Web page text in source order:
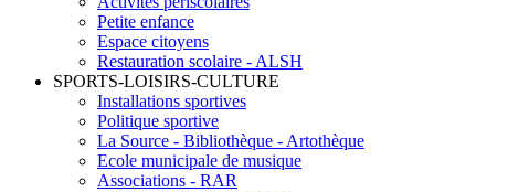
Petite enfance
Espace citoyens
Restauration scolaire - ALSH
SPORTS-LOISIRS-CULTURE
Installations sportives
Politique sportive
La Source - Bibliothèque - Artothèque
Ecole municipale de musique
Associations - RAR